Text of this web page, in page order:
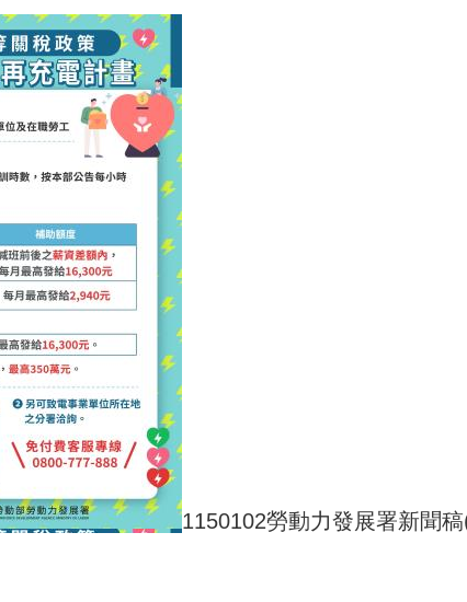
1150102勞動力發展署新聞